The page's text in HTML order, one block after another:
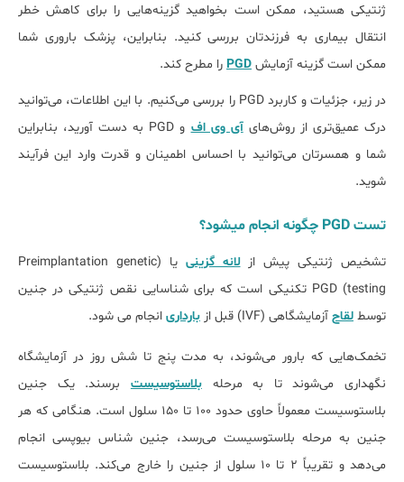
ژنتیکی هستید، ممکن است بخواهید گزینه‌هایی را برای کاهش خطر
انتقال بیماری به فرزندتان بررسی کنید. بنابراین، پزشک باروری شما
ممکن است گزینه آزمایش PGD را مطرح کند.
در زیر، جزئیات و کاربرد PGD را بررسی می‌کنیم. با این اطلاعات، می‌توانید
درک عمیق‌تری از روش‌هایآی وی اف
و PGD به دست آورید، بنابراین
شما و همسرتان می‌توانید با احساس اطمینان و قدرت وارد این فرآیند
شوید.
تست PGD چگونه انجام می‎شود؟
تشخیص ژنتیکی پیش ازلانه گزینی
یا (Preimplantation genetic
testing) PGD تکنیکی است که برای شناسایی نقص ژنتیکی در جنین
توسط لقاح آزمایشگاهی (IVF) قبل از بارداری انجام می شود.
تخمک‌هایی که بارور می‌شوند، به مدت پنج تا شش روز در آزمایشگاه
نگهداری می‌شوند تا به مرحلهبلاستوسیست برسند. یک جنین
بلاستوسیست معمولاً حاوی حدود ۱۰۰ تا ۱۵۰ سلول است. هنگامی که هر
جنین به مرحله بلاستوسیست می‌رسد، جنین‌ شناس بیوپسی انجام
می‌دهد و تقریباً ۲ تا ۱۰ سلول از جنین را خارج می‌کند. بلاستوسیست